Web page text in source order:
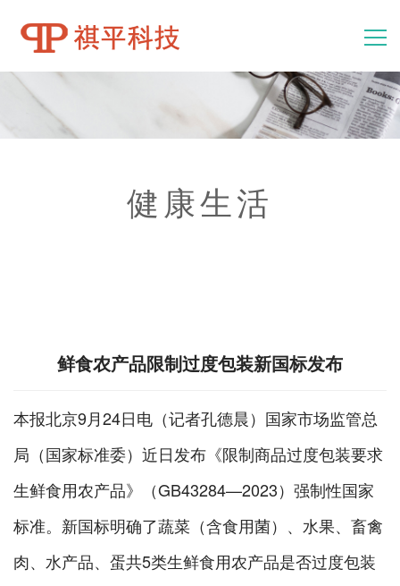
消防隐患排查系统
健康生活
鲜食农产品限制过度包装新国标发布
本报北京9月24日电（记者孔德晨）国家市场监管总
局（国家标准委）近日发布《限制商品过度包装要求
生鲜食用农产品》（GB43284—2023）强制性国家
标准。新国标明确了蔬菜（含食用菌）、水果、畜禽
肉、水产品、蛋共5类生鲜食用农产品是否过度包装